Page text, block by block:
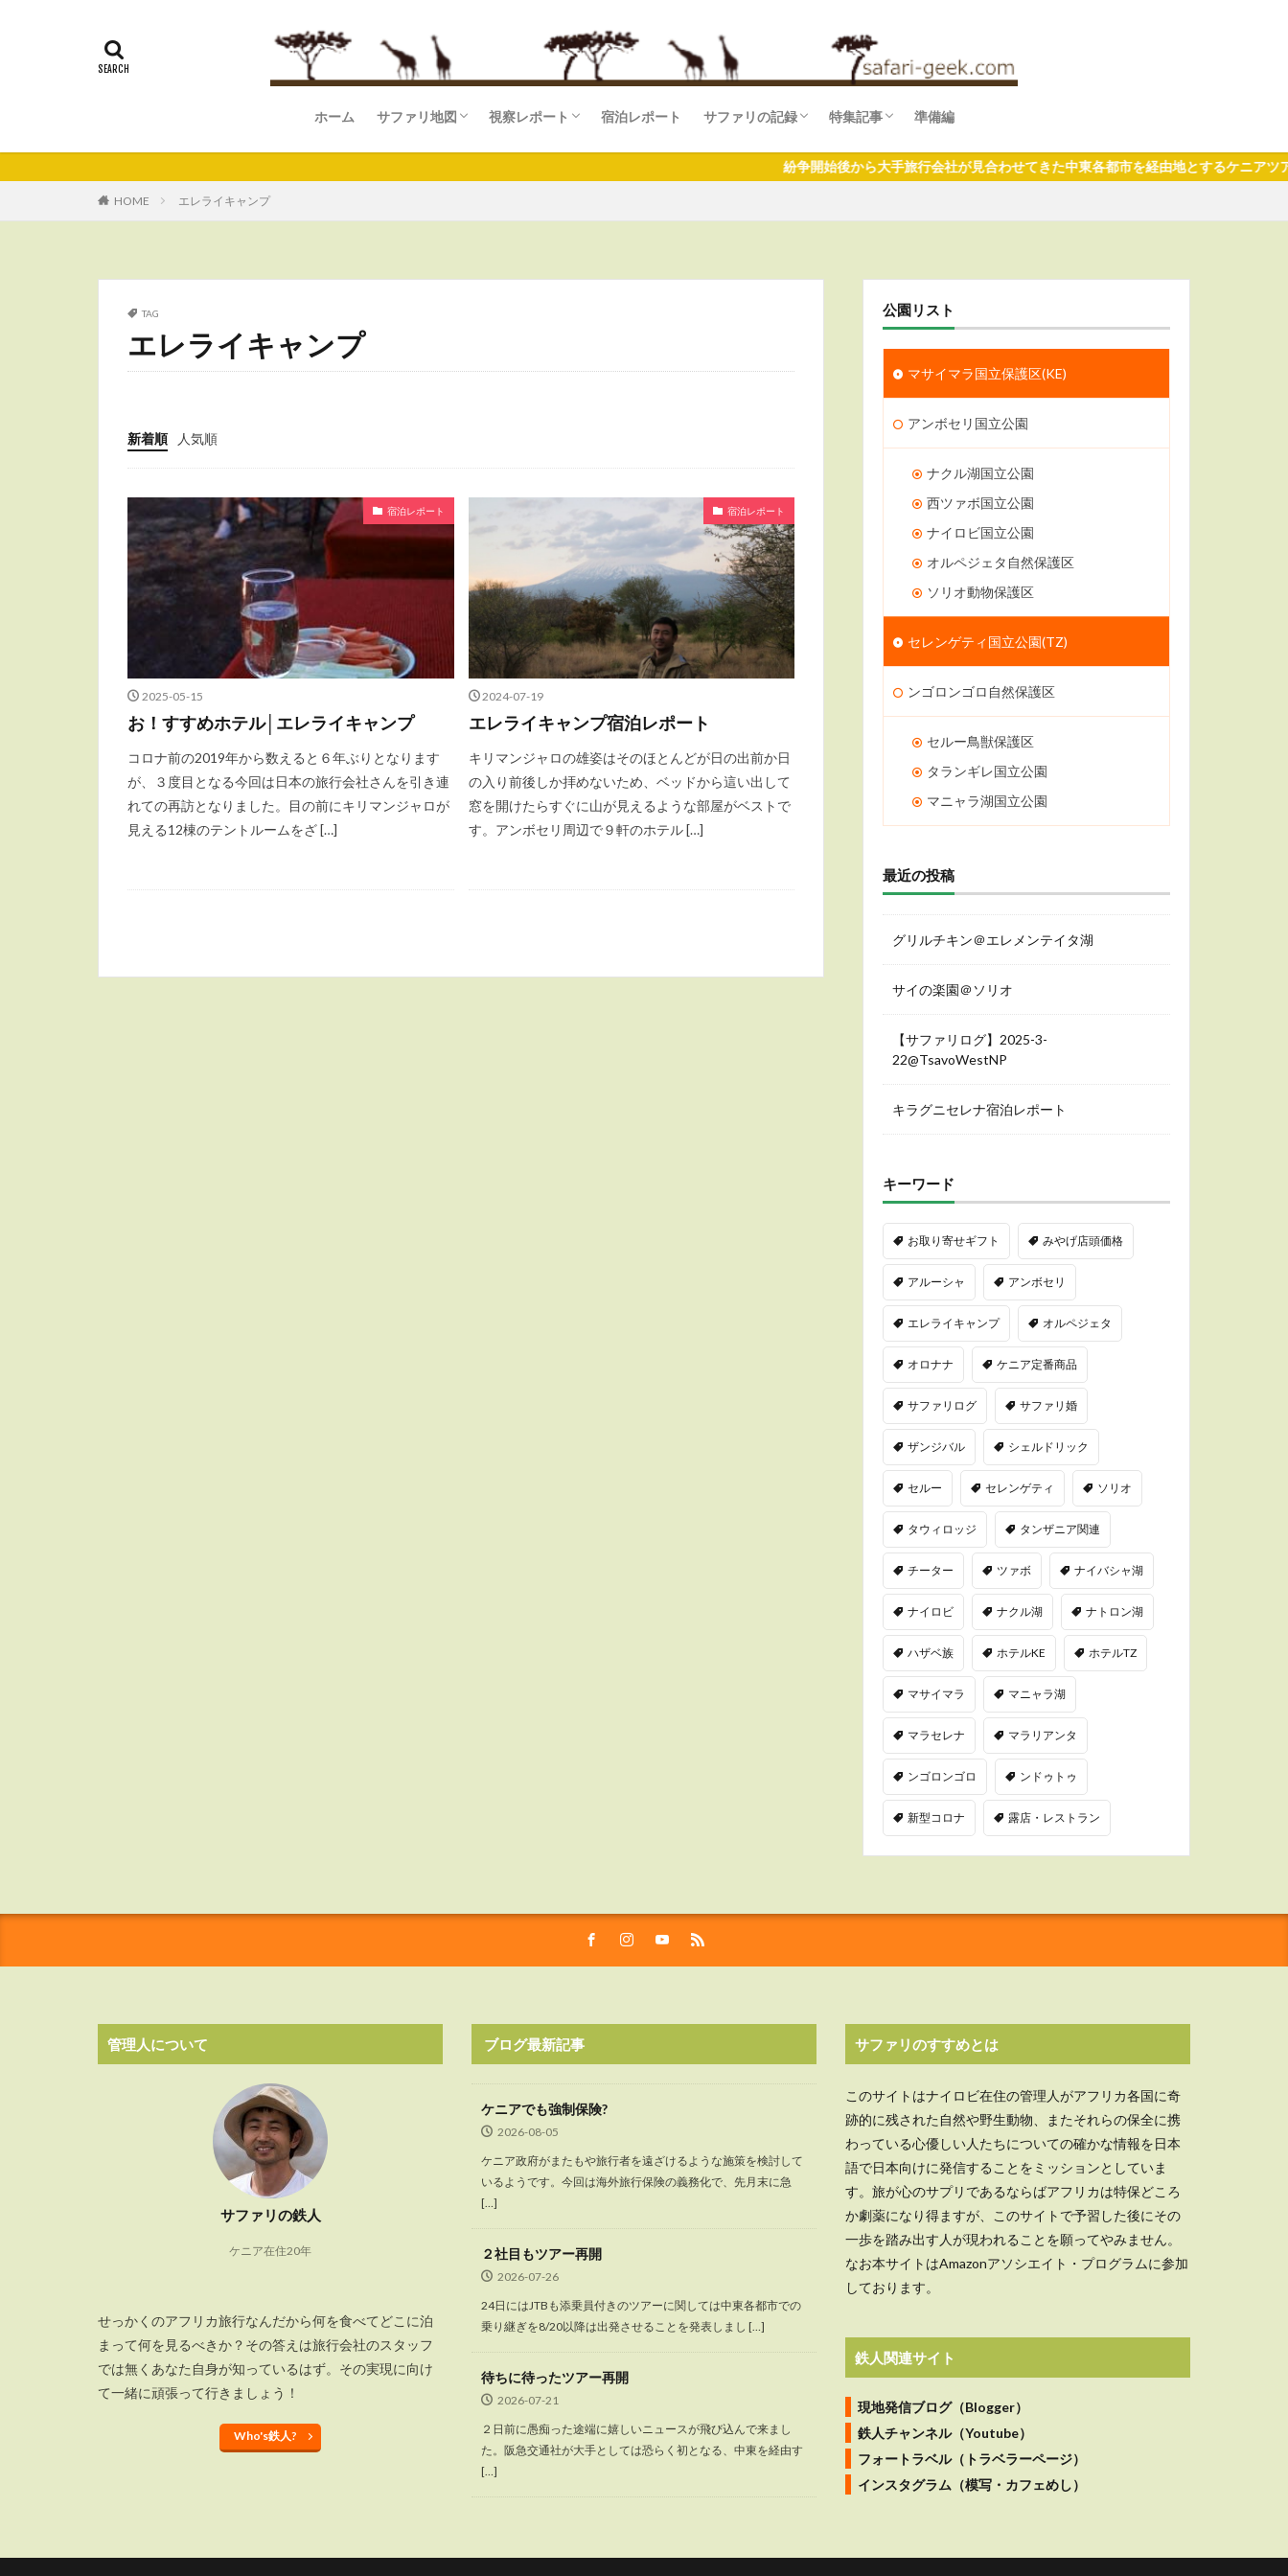
ホーム サファリ地図
マサイマラ国立保護区(KE)
アンボセリ国立公園
ナクル湖国立公園
セレンゲティ国立公園(TZ)
ンゴロンゴロ自然保護区
マニャラ湖国立公園
タランギレ国立公園
視察レポート
ケニア
タンザニア
ザンジバル
東アフリカ
南部アフリカ
宿泊レポート サファリの記録
サファリログ一覧
特集記事
サファリめし
サファリ婚
サファリみやげ
準備編
紛争開始後から大手旅行会社が見合わせてきた中東各都市を経由地とするケニアツアーは徐々
HOME エレライキャンプ
TAG
エレライキャンプ
新着順 人気順
宿泊レポート
2025-05-15
お！すすめホテル│エレライキャンプ
コロナ前の2019年から数えると６年ぶりとなります
が、３度目となる今回は日本の旅行会社さんを引き連
れての再訪となりました。目の前にキリマンジャロが
見える12棟のテントルームをざ […]
宿泊レポート
2024-07-19
エレライキャンプ宿泊レポート
キリマンジャロの雄姿はそのほとんどが日の出前か日
の入り前後しか拝めないため、ベッドから這い出して
窓を開けたらすぐに山が見えるような部屋がベストで
す。アンボセリ周辺で９軒のホテル […]
公園リスト
マサイマラ国立保護区(KE)
アンボセリ国立公園
ナクル湖国立公園
西ツァボ国立公園
ナイロビ国立公園
オルペジェタ自然保護区
ソリオ動物保護区
セレンゲティ国立公園(TZ)
ンゴロンゴロ自然保護区
セルー鳥獣保護区
タランギレ国立公園
マニャラ湖国立公園
最近の投稿
グリルチキン＠エレメンテイタ湖
サイの楽園＠ソリオ
【サファリログ】2025-3-
22@TsavoWestNP
キラグニセレナ宿泊レポート
キーワード
お取り寄せギフト みやげ店頭価格
アルーシャ アンボセリ
エレライキャンプ オルペジェタ
オロナナ ケニア定番商品
サファリログ サファリ婚
ザンジバル シェルドリック
セルー セレンゲティ ソリオ
タウィロッジ タンザニア関連
チーター ツァボ ナイバシャ湖
ナイロビ ナクル湖 ナトロン湖
ハザベ族 ホテルKE ホテルTZ
マサイマラ マニャラ湖
マラセレナ マラリアンタ
ンゴロンゴロ ンドゥトゥ
新型コロナ 露店・レストラン
管理人について
サファリの鉄人
ケニア在住20年
せっかくのアフリカ旅行なんだから何を食べてどこに泊
まって何を見るべきか？その答えは旅行会社のスタッフ
では無くあなた自身が知っているはず。その実現に向け
て一緒に頑張って行きましょう！
Who's鉄人?
ブログ最新記事
ケニアでも強制保険?
2026-08-05
ケニア政府がまたもや旅行者を遠ざけるような施策を検討して
いるようです。今回は海外旅行保険の義務化で、先月末に急
[…]
２社目もツアー再開
2026-07-26
24日にはJTBも添乗員付きのツアーに関しては中東各都市での
乗り継ぎを8/20以降は出発させることを発表しまし […]
待ちに待ったツアー再開
2026-07-21
２日前に愚痴った途端に嬉しいニュースが飛び込んで来まし
た。阪急交通社が大手としては恐らく初となる、中東を経由す
[…]
サファリのすすめとは
このサイトはナイロビ在住の管理人がアフリカ各国に奇
跡的に残された自然や野生動物、またそれらの保全に携
わっている心優しい人たちについての確かな情報を日本
語で日本向けに発信することをミッションとしていま
す。旅が心のサプリであるならばアフリカは特保どころ
か劇薬になり得ますが、このサイトで予習した後にその
一歩を踏み出す人が現われることを願ってやみません。
なお本サイトはAmazonアソシエイト・プログラムに参加
しております。
鉄人関連サイト
現地発信ブログ（Blogger）
鉄人チャンネル（Youtube）
フォートラベル（トラベラーページ）
インスタグラム（模写・カフェめし）